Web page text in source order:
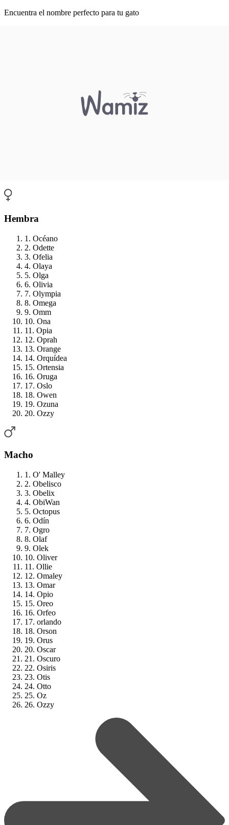
Encuentra el nombre perfecto para tu gato
Hembra
1. Océano
2. Odette
3. Ofelia
4. Olaya
5. Olga
6. Olivia
7. Olympia
8. Omega
9. Omm
10. Ona
11. Opia
12. Oprah
13. Orange
14. Orquídea
15. Ortensia
16. Oruga
17. Oslo
18. Owen
19. Ozuna
20. Ozzy
Macho
1. O' Malley
2. Obelisco
3. Obelix
4. ObiWan
5. Octopus
6. Odín
7. Ogro
8. Olaf
9. Olek
10. Oliver
11. Ollie
12. Omaley
13. Omar
14. Opio
15. Oreo
16. Orfeo
17. orlando
18. Orson
19. Orus
20. Oscar
21. Oscuro
22. Osiris
23. Otis
24. Otto
25. Oz
26. Ozzy